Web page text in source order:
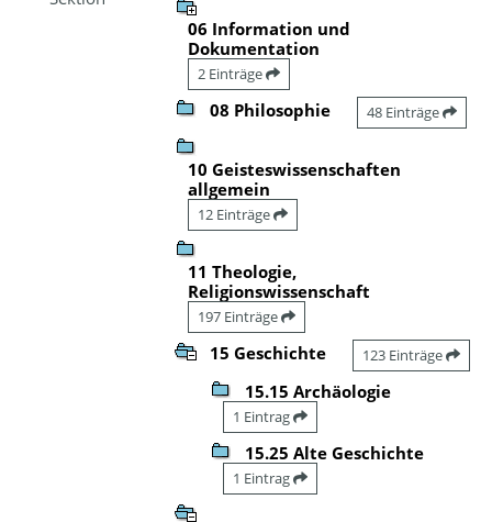
06 Information und
Dokumentation
2 Einträge
08 Philosophie 48 Einträge
10 Geisteswissenschaften
allgemein
12 Einträge
11 Theologie,
Religionswissenschaft
197 Einträge
15 Geschichte 123 Einträge
15.15 Archäologie
1 Eintrag
15.25 Alte Geschichte
1 Eintrag